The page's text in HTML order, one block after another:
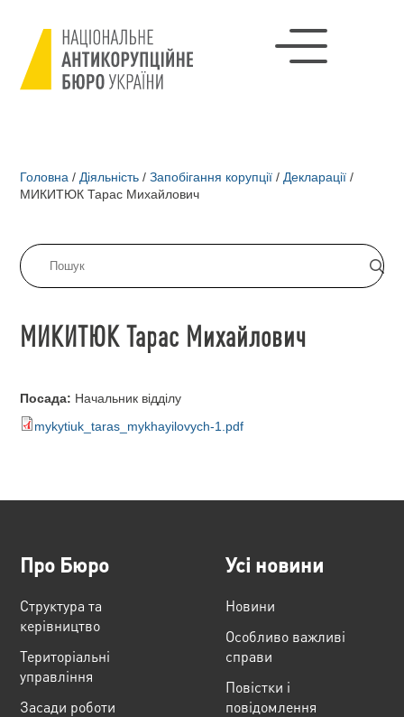
Головна / Діяльність / Запобігання корупції / Декларації /
МИКИТЮК Тарас Михайлович
МИКИТЮК Тарас Михайлович
Посада: Начальник відділу
mykytiuk_taras_mykhayilovych-1.pdf
Про Бюро
Структура та
керівництво
Територіальні
управління
Засади роботи
Усі новини
Новини
Особливо важливі
справи
Повістки і
повідомлення